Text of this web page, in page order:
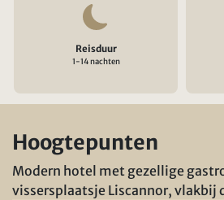
Reisduur
1-14 nachten
Hoogtepunten
Modern hotel met gezellige
vissersplaatsje Liscannor, vlakbij